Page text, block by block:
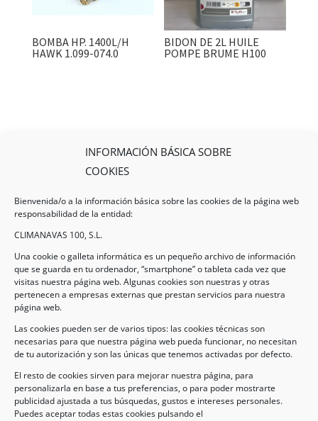
INFORMACIÓN BÁSICA SOBRE
COOKIES
Bienvenida/o a la información básica sobre las cookies de la página web
responsabilidad de la entidad:
CLIMANAVAS 100, S.L.
Una cookie o galleta informática es un pequeño archivo de información
que se guarda en tu ordenador, “smartphone” o tableta cada vez que
visitas nuestra página web. Algunas cookies son nuestras y otras
pertenecen a empresas externas que prestan servicios para nuestra
página web.
Las cookies pueden ser de varios tipos: las cookies técnicas son
necesarias para que nuestra página web pueda funcionar, no necesitan
de tu autorización y son las únicas que tenemos activadas por defecto.
El resto de cookies sirven para mejorar nuestra página, para
personalizarla en base a tus preferencias, o para poder mostrarte
publicidad ajustada a tus búsquedas, gustos e intereses personales.
Puedes aceptar todas estas cookies pulsando el
BOMBA HP. 1400L/H
HAWK 1.099-074.0
BIDON DE 2L HUILE
POMPE BRUME H100
Legal
AVISO LEGAL
POLÍTICA DE COOKIES